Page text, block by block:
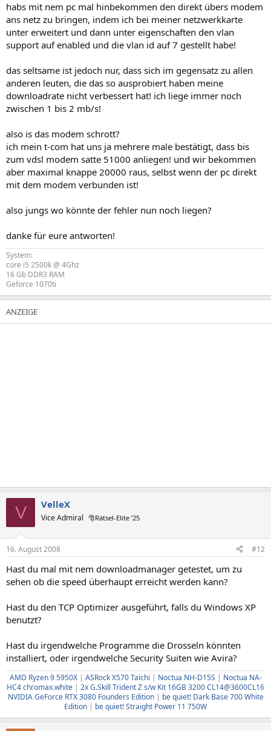
habs mit nem pc mal hinbekommen den direkt übers modem
ans netz zu bringen, indem ich bei meiner netzwerkkarte
unter erweitert und dann unter eigenschaften den vlan
support auf enabled und die vlan id auf 7 gestellt habe!
das seltsame ist jedoch nur, dass sich im gegensatz zu allen
anderen leuten, die das so ausprobiert haben meine
downloadrate nicht verbessert hat! ich liege immer noch
zwischen 1 bis 2 mb/s!
also is das modem schrott?
ich mein t-com hat uns ja mehrere male bestätigt, dass bis
zum vdsl modem satte 51000 anliegen! und wir bekommen
aber maximal knappe 20000 raus, selbst wenn der pc direkt
mit dem modem verbunden ist!
also jungs wo könnte der fehler nun noch liegen?
danke für eure antworten!
System:
core i5 2500k @ 4Ghz
16 Gb DDR3 RAM
Geforce 1070ti
V VelleX
Vice Admiral 🎅Rätsel-Elite ’25
16. August 2008 #12
Hast du mal mit nem downloadmanager getestet, um zu
sehen ob die speed überhaupt erreicht werden kann?
Hast du den TCP Optimizer ausgeführt, falls du Windows XP
benutzt?
Hast du irgendwelche Programme die Drosseln könnten
installiert, oder irgendwelche Security Suiten wie Avira?
AMD Ryzen 9 5950X| ASRock X570 Taichi | Noctua NH-D15S | Noctua NA-
HC4 chromax.white | 2x G.Skill Trident Z s/w Kit 16GB 3200 CL14@3600CL16
NVIDIA GeForce RTX 3080 Founders Edition| be quiet! Dark Base 700 White
Edition | be quiet! Straight Power 11 750W